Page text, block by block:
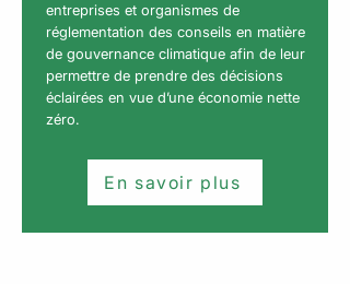
entreprises et organismes de
réglementation des conseils en matière
de gouvernance climatique afin de leur
permettre de prendre des décisions
éclairées en vue d’une économie nette
zéro.
En savoir plus